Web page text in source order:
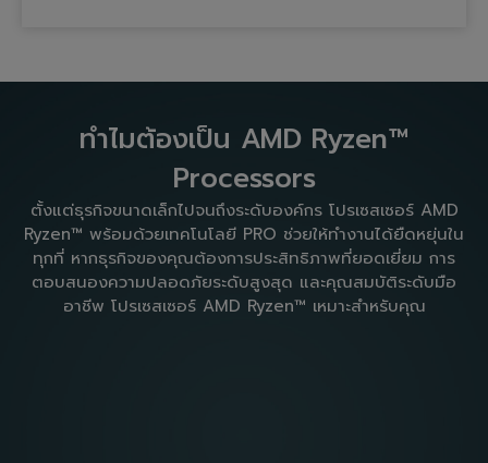
ทำไมต้องเป็น AMD Ryzen™
Processors
ตั้งแต่ธุรกิจขนาดเล็กไปจนถึงระดับองค์กร โปรเซสเซอร์ AMD
Ryzen™ พร้อมด้วยเทคโนโลยี PRO ช่วยให้ทำงานได้ยืดหยุ่นใน
ทุกที่ หากธุรกิจของคุณต้องการประสิทธิภาพที่ยอดเยี่ยม การ
ตอบสนองความปลอดภัยระดับสูงสุด และคุณสมบัติระดับมือ
อาชีพ โปรเซสเซอร์ AMD Ryzen™ เหมาะสำหรับคุณ